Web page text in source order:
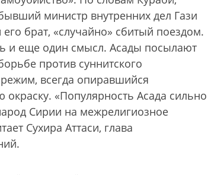
министр внутренних дел Гази
брат, «случайно» сбитый поездом.
и еще один смысл. Асады посылают
против суннитского
всегда опиравшийся
«Популярность Асада сильно
Сирии на межрелигиозное
Сухира Аттаси, глава